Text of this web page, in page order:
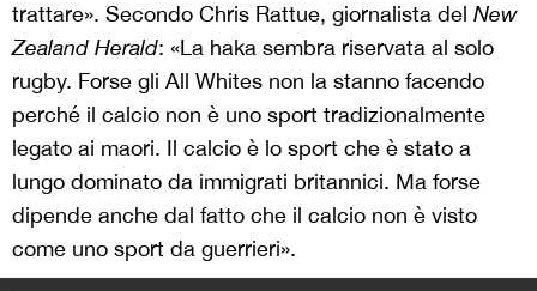
trattare». Secondo Chris Rattue, giornalista del New
Zealand Herald: «La haka sembra riservata al solo
rugby. Forse gli All Whites non la stanno facendo
perché il calcio non è uno sport tradizionalmente
legato ai maori. Il calcio è lo sport che è stato a
lungo dominato da immigrati britannici. Ma forse
dipende anche dal fatto che il calcio non è visto
come uno sport da guerrieri».